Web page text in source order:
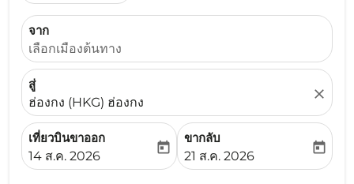
จาก
เลือกเมืองต้นทาง
สู่
ฮ่องกง (HKG) ฮ่องกง
close
เที่ยวบินขาออก
fc-booking-departure-date-aria-label
14 ส.ค. 2026
today
ขากลับ
fc-booking-return-date-
21 ส.ค. 2026
today